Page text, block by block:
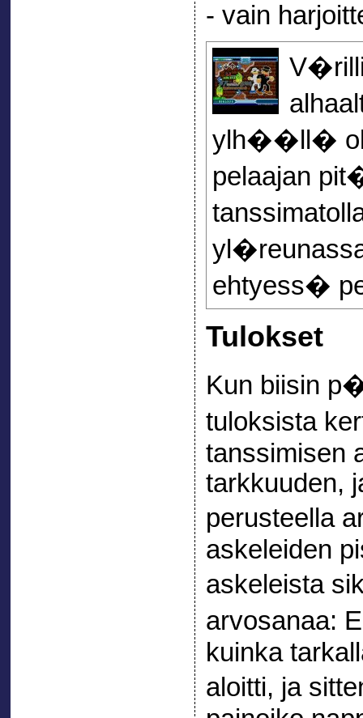
- vain
ylh��ll�
pelaajan
ehtyess�
Tulokset
Kun biisin
tuloksista
tanssimisen
tarkkuuden,
perusteella
askeleiden
askeleista
arvosanaa:
kuinka
aloitti, ja